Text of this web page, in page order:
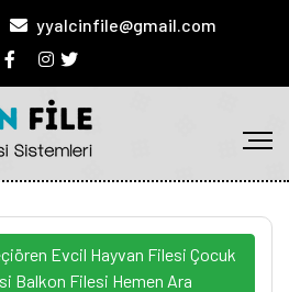
yyalcinfile@gmail.com
Evcil Hayvan Filesi Çocuk
Balkon Filesi Hemen Ara